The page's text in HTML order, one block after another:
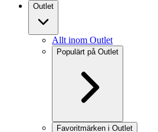
Outlet
Allt inom Outlet
Populärt på Outlet
Favoritmärken i Outlet